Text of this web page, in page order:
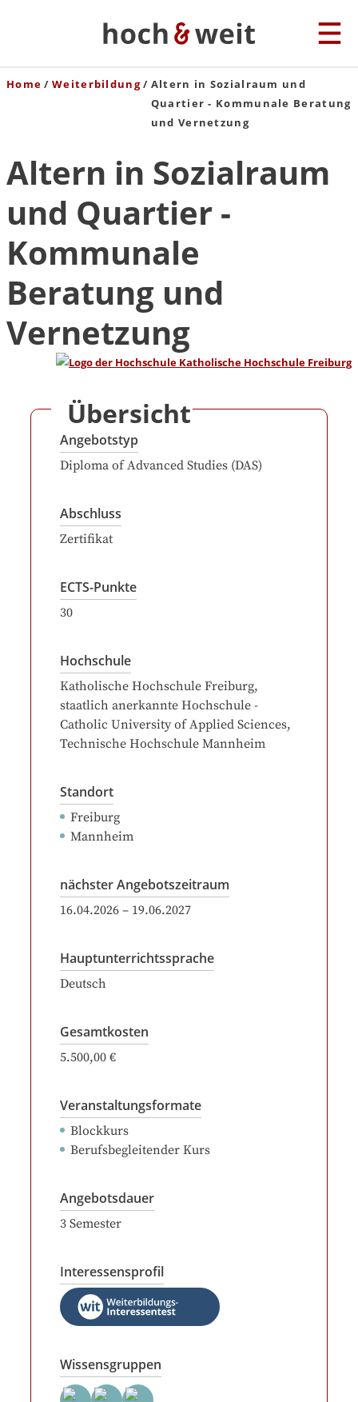
Home Weiterbildung
Altern in Sozialraum und
Quartier - Kommunale Beratung
und Vernetzung
Altern in Sozialraum
und Quartier -
Kommunale
Beratung und
Vernetzung
Übersicht
Angebotstyp
Diploma of Advanced Studies (DAS)
Abschluss
Zertifikat
ECTS-Punkte
30
Hochschule
Katholische Hochschule Freiburg,
staatlich anerkannte Hochschule -
Catholic University of Applied Sciences,
Technische Hochschule Mannheim
Standort
Freiburg
Mannheim
nächster Angebotszeitraum
16.04.2026 – 19.06.2027
Hauptunterrichtssprache
Deutsch
Gesamtkosten
5.500,00 €
Veranstaltungsformate
Blockkurs
Berufsbegleitender Kurs
Angebotsdauer
3 Semester
Interessensprofil
Wissensgruppen